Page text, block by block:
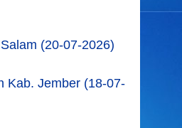
(20-07-2026)
Kab. Jember (18-07-